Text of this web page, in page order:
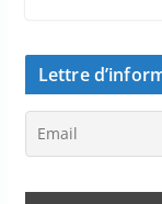
mécanisme
2 minutes de
Lettre